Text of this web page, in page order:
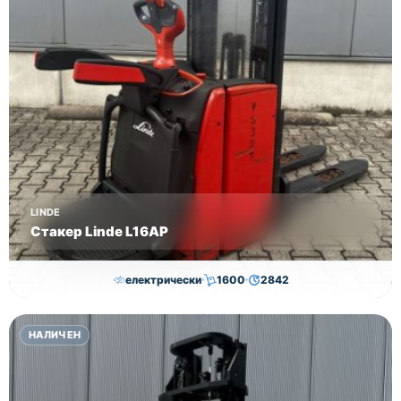
LINDE
Стакер Linde L16AP
електрически 1600 2842
8,000.00€7,800.00€
Височина Година Състояние
втора употреба
НАЛИЧЕН